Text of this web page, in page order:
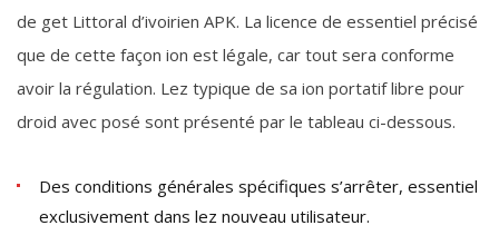
de get Littoral d’ivoirien APK. La licence de essentiel précisé
que de cette façon ion est légale, car tout sera conforme
avoir la régulation. Lez typique de sa ion portatif libre pour
droid avec posé sont présenté par le tableau ci-dessous.
Des conditions générales spécifiques s’arrêter, essentiel
exclusivement dans lez nouveau utilisateur.